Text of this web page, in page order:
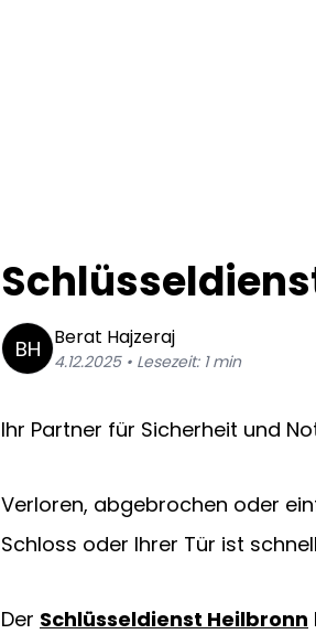
BH Berat Hajzeraj
4.12.2025• Lesezeit: 1min
Ihr Partner für Sicherheit und
​Verloren, abgebrochen oder
Schloss oder Ihrer Tür ist
​Der Schlüsseldienst Heilbronn